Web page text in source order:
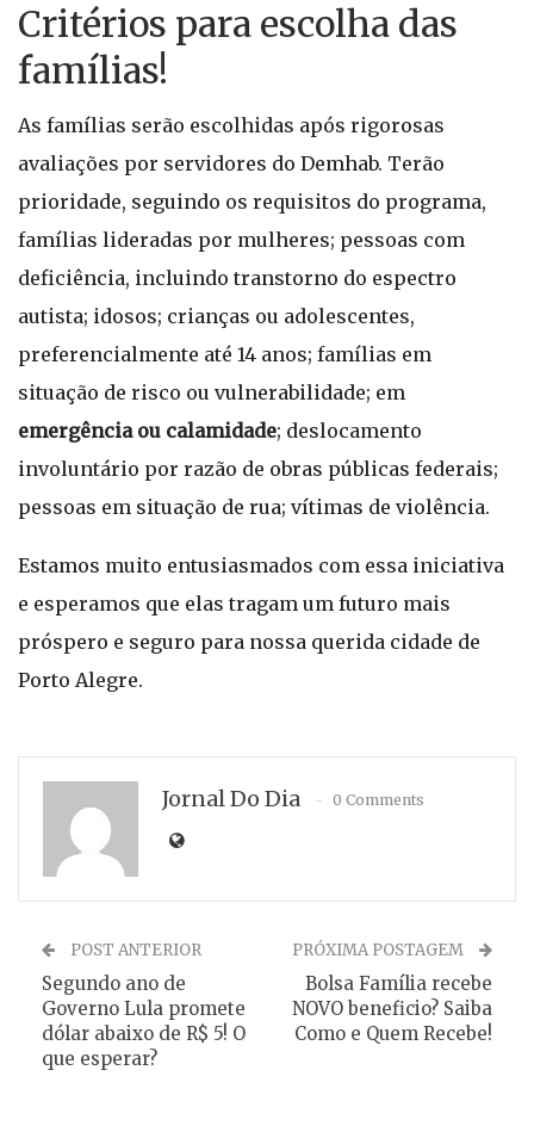
Critérios para escolha das
famílias!
As famílias serão escolhidas após rigorosas
avaliações por servidores do Demhab. Terão
prioridade, seguindo os requisitos do programa,
famílias lideradas por mulheres; pessoas com
deficiência, incluindo transtorno do espectro
autista; idosos; crianças ou adolescentes,
preferencialmente até 14 anos; famílias em
situação de risco ou vulnerabilidade; em
emergência ou calamidade; deslocamento
involuntário por razão de obras públicas federais;
pessoas em situação de rua; vítimas de violência.
Estamos muito entusiasmados com essa iniciativa
e esperamos que elas tragam um futuro mais
próspero e seguro para nossa querida cidade de
Porto Alegre.
Jornal Do Dia 0 Comments
POST ANTERIOR
Segundo ano de
Governo Lula promete
dólar abaixo de R$ 5! O
que esperar?
PRÓXIMA POSTAGEM
Bolsa Família recebe
NOVO beneficio? Saiba
Como e Quem Recebe!